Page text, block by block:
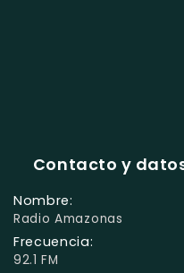
Contacto y
Nombre:
Radio Amazonas
Frecuencia:
92.1 FM